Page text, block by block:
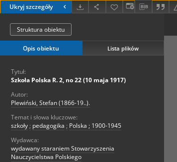
Ukryj szczegóły
Struktura obiektu
Opis obiektu Lista plików
Tytuł:
Szkoła Polska R. 2, no 22 (10 maja 1917)
Autor:
Plewiński, Stefan (1866-19..).
Temat i słowa kluczowe:
szkoły ; pedagogika ; Polska ; 1900-1945
Wydawca:
wydawany staraniem Stowarzyszenia
Nauczycielstwa Polskiego